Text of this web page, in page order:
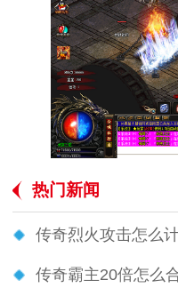
热门新闻
传奇烈火攻击怎么
传奇霸主20倍怎么